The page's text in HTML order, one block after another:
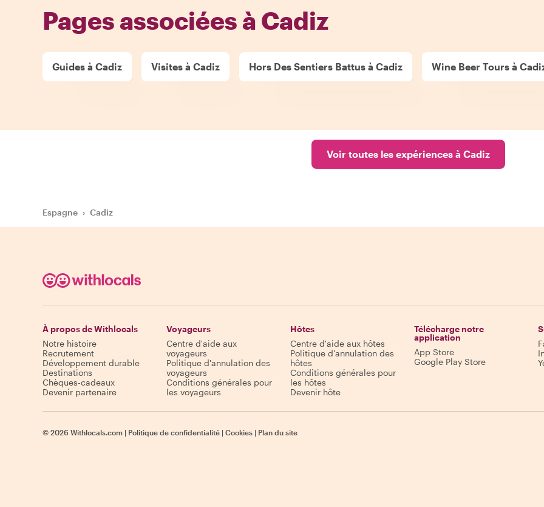
Pages associées à Cadiz
Guides à Cadiz Visites à Cadiz Hors Des Sentiers Battus à Cadiz Wine Beer Tours à
Voir toutes les expériences à Cadiz
Espagne › Cadiz
À propos de Withlocals
Notre histoire
Recrutement
Développement durable
Destinations
Chèques-cadeaux
Devenir partenaire
Voyageurs
Centre d'aide aux
voyageurs
Politique d'annulation des
voyageurs
Conditions générales pour
les voyageurs
Hôtes
Centre d'aide aux hôtes
Politique d'annulation des
hôtes
Conditions générales pour
les hôtes
Devenir hôte
Télécharge notre
application
App Store
Google Play Store
© 2026 Withlocals.com | Politique de confidentialité | Cookies | Plan du site